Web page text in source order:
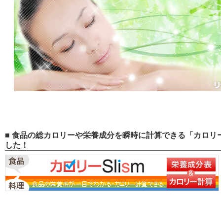
■ 食品の総カロリーや栄養成分を瞬時に計算できる「カロ
した！